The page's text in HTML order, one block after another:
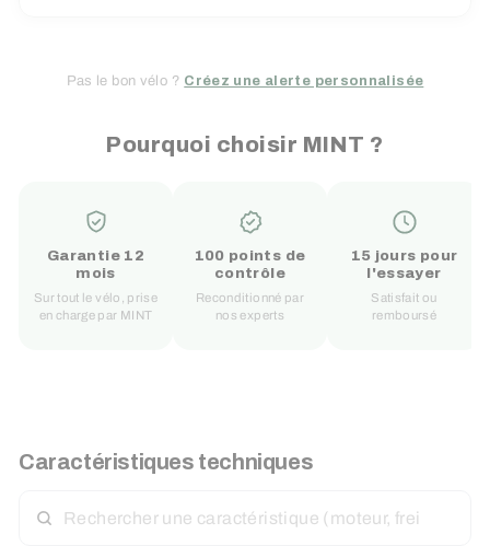
Pas le bon vélo ? Créez une alerte personnalisée
Pourquoi choisir MINT ?
Garantie 12
mois
Sur tout le vélo, prise
en charge par MINT
100 points de
contrôle
Reconditionné par
nos experts
15 jours pour
l'essayer
Satisfait ou
remboursé
Caractéristiques techniques
UNE